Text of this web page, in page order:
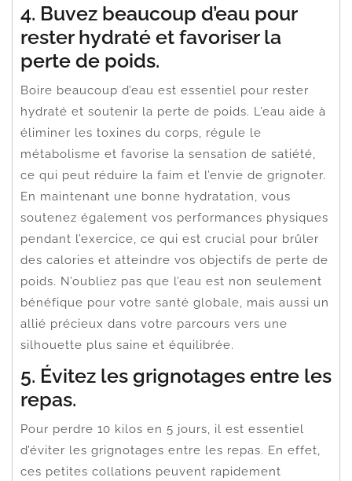
4. Buvez beaucoup d’eau pour
rester hydraté et favoriser la
perte de poids.
Boire beaucoup d’eau est essentiel pour rester
hydraté et soutenir la perte de poids. L’eau aide à
éliminer les toxines du corps, régule le
métabolisme et favorise la sensation de satiété,
ce qui peut réduire la faim et l’envie de grignoter.
En maintenant une bonne hydratation, vous
soutenez également vos performances physiques
pendant l’exercice, ce qui est crucial pour brûler
des calories et atteindre vos objectifs de perte de
poids. N’oubliez pas que l’eau est non seulement
bénéfique pour votre santé globale, mais aussi un
allié précieux dans votre parcours vers une
silhouette plus saine et équilibrée.
5. Évitez les grignotages entre les
repas.
Pour perdre 10 kilos en 5 jours, il est essentiel
d’éviter les grignotages entre les repas. En effet,
ces petites collations peuvent rapidement